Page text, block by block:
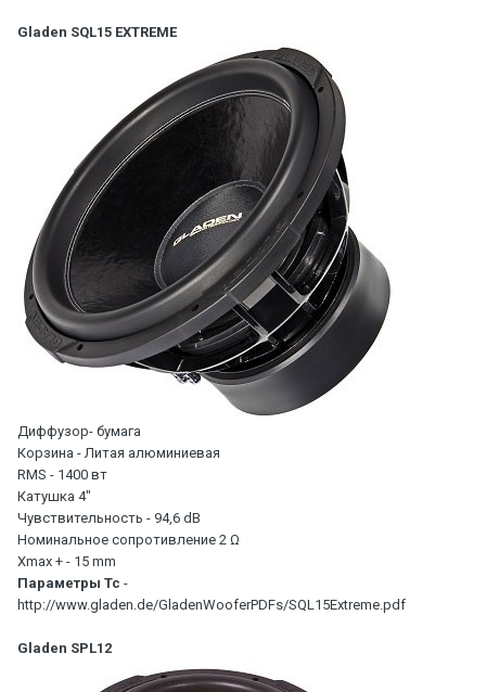
Gladen SQL15 EXTREME
Диффузор- бумага
Корзина - Литая алюминиевая
RMS - 1400 вт
Катушка 4"
Чувствительность - 94,6 dB
Номинальное сопротивление 2 Ω
Xmax + - 15 mm
Параметры Тс -
http://www.gladen.de/GladenWooferPDFs/SQL15Extreme.pdf
Gladen SPL12